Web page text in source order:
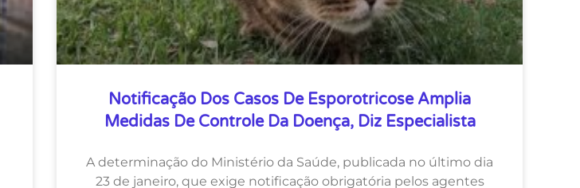
Notificação Dos Casos De Esporotricose Amplia
Medidas De Controle Da Doença, Diz Especialista
A determinação do Ministério da Saúde, publicada no último dia
23 de janeiro, que exige notificação obrigatória pelos agentes